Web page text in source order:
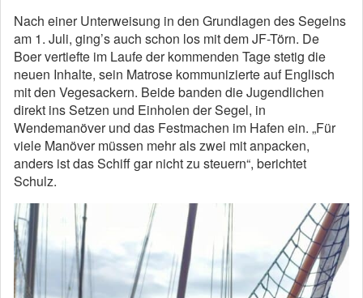
Nach einer Unterweisung in den Grundlagen des Segelns
am 1. Juli, ging’s auch schon los mit dem JF-Törn. De
Boer vertiefte im Laufe der kommenden Tage stetig die
neuen Inhalte, sein Matrose kommunizierte auf Englisch
mit den Vegesackern. Beide banden die Jugendlichen
direkt ins Setzen und Einholen der Segel, in
Wendemanöver und das Festmachen im Hafen ein. „Für
viele Manöver müssen mehr als zwei mit anpacken,
anders ist das Schiff gar nicht zu steuern“, berichtet
Schulz.